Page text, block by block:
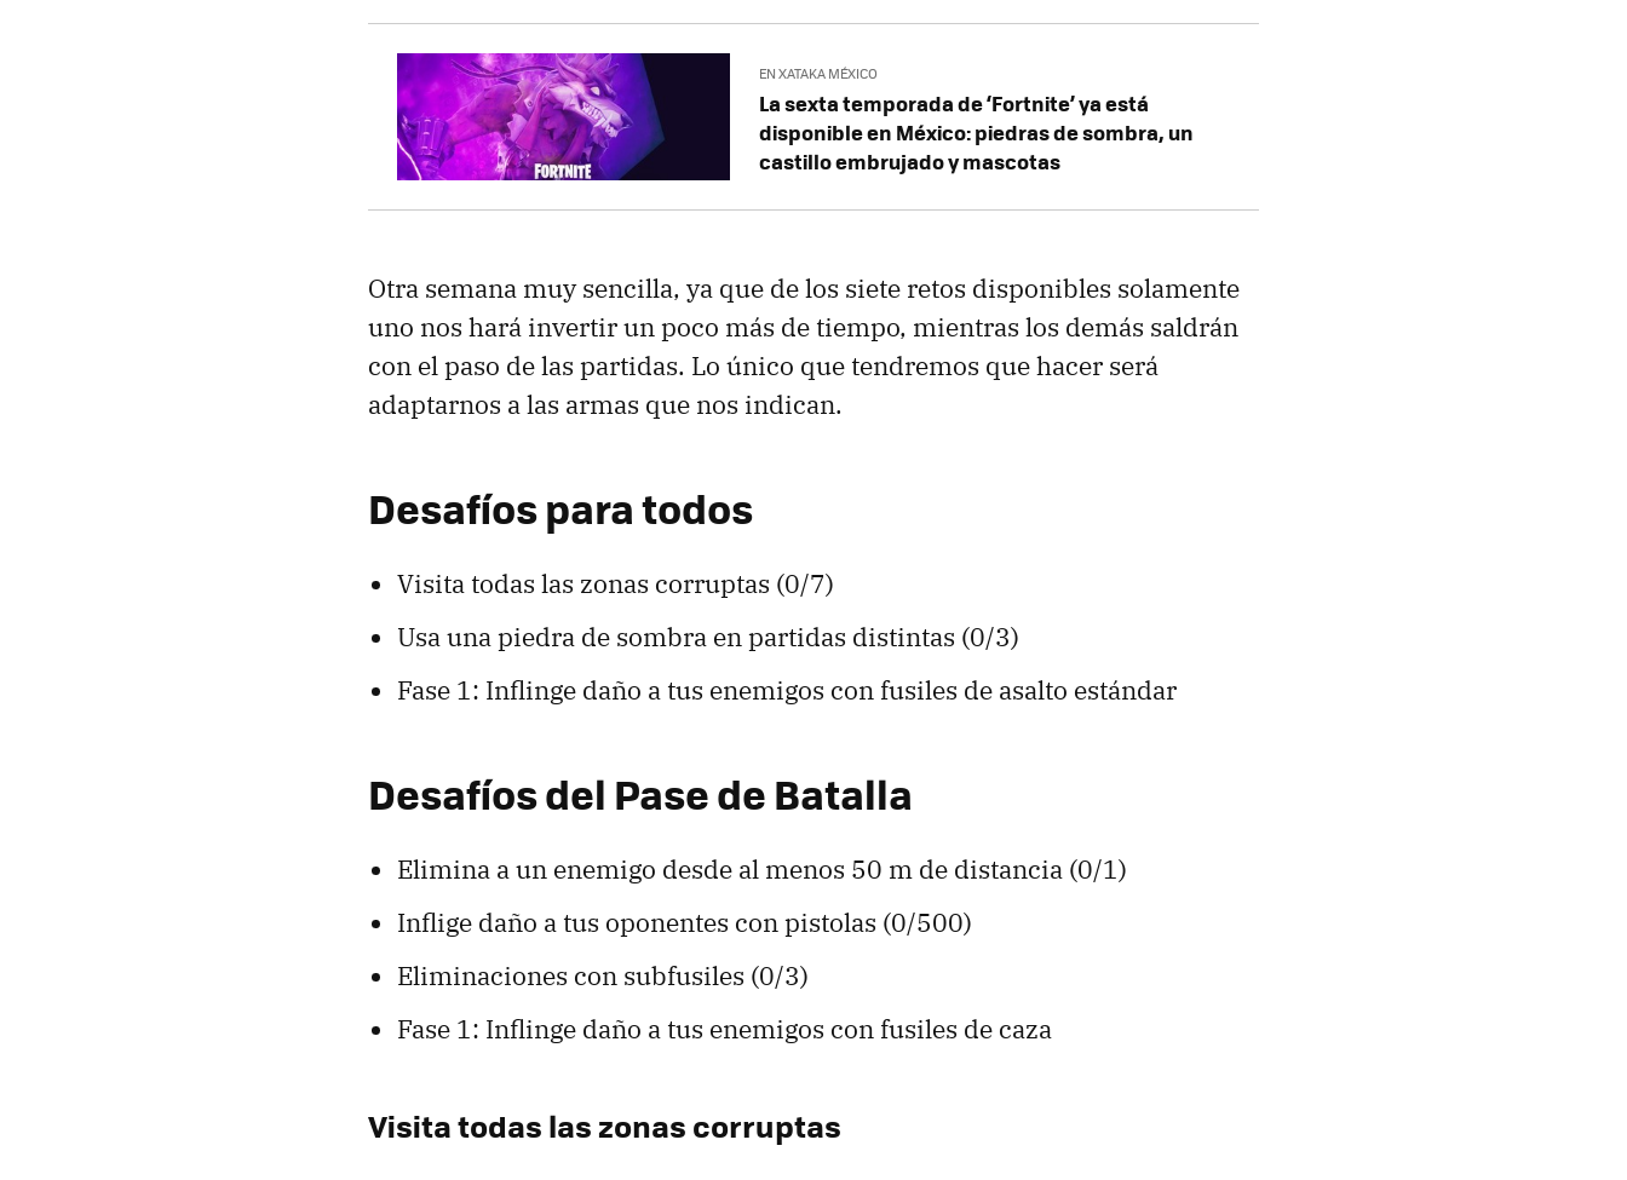
EN XATAKA MÉXICO
La sexta temporada de ‘Fortnite’ ya está
disponible en México: piedras de sombra, un
castillo embrujado y mascotas
Otra semana muy sencilla, ya que de los siete retos disponibles solamente
uno nos hará invertir un poco más de tiempo, mientras los demás saldrán
con el paso de las partidas. Lo único que tendremos que hacer será
adaptarnos a las armas que nos indican.
Desafíos para todos
Visita todas las zonas corruptas (0/7)
Usa una piedra de sombra en partidas distintas (0/3)
Fase 1: Inflinge daño a tus enemigos con fusiles de asalto estándar
Desafíos del Pase de Batalla
Elimina a un enemigo desde al menos 50 m de distancia (0/1)
Inflige daño a tus oponentes con pistolas (0/500)
Eliminaciones con subfusiles (0/3)
Fase 1: Inflinge daño a tus enemigos con fusiles de caza
Visita todas las zonas corruptas